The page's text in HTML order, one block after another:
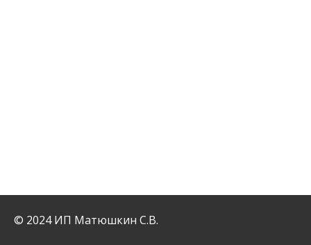
© 2024 ИП Матюшкин С.В.